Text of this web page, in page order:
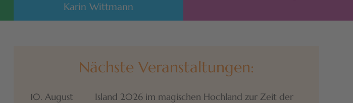
Karin Wittmann
Nächste Veranstaltungen:
10. August
Island 2026 im magischen Hochland zur Zeit der